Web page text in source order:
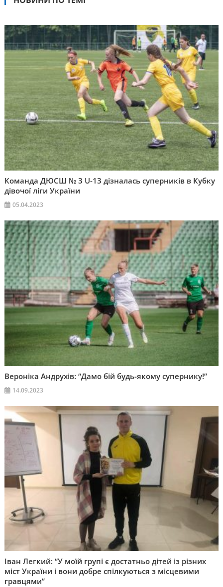
Команда ДЮСШ № 3 U-13 дізналась суперників в Кубку
дівочої ліги України
05.04.2023
Вероніка Андрухів: “Дамо бій будь-якому супернику!”
14.09.2023
Іван Легкий: “У моїй групі є достатньо дітей із різних
міст України і вони добре спілкуються з місцевими
гравцями”